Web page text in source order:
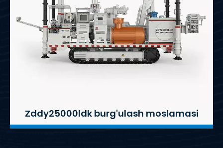
Zddy25000ldk burg'ulash moslamasi